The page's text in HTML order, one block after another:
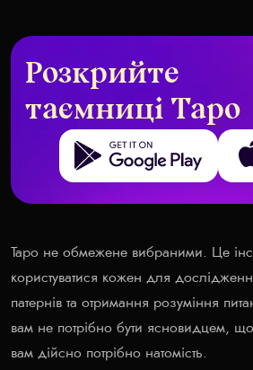
Розкрийте
таємниці Таро
Get it on Google Play
Таро не обмежене вибраними. Це
користуватися кожен для
патернів та отримання розуміння
вам не потрібно бути ясновидцем,
вам дійсно потрібно натомість.